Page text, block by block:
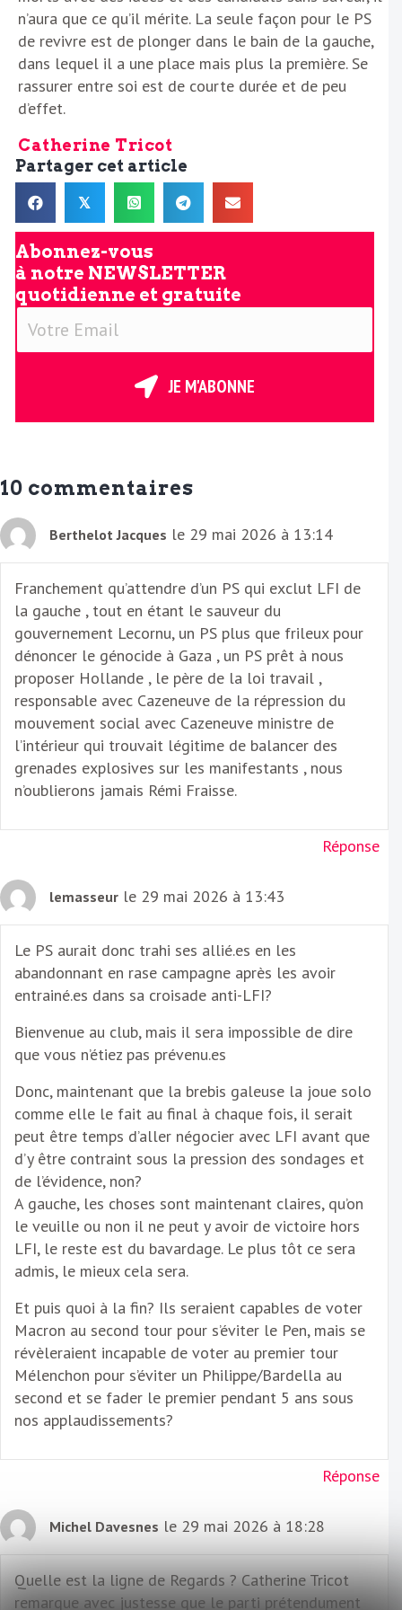
n’aura que ce qu’il mérite. La seule façon pour le PS
de revivre est de plonger dans le bain de la gauche,
dans lequel il a une place mais plus la première. Se
rassurer entre soi est de courte durée et de peu
d’effet.
Catherine Tricot
Partager cet article
𝕏
Abonnez-vous
à notre NEWSLETTER
quotidienne et gratuite
V
E
i
l
JE M'ABONNE
10 commentaires
Berthelot Jacques le 29 mai 2026 à 13:14
Franchement qu’attendre d’un PS qui exclut LFI de
la gauche , tout en étant le sauveur du
gouvernement Lecornu, un PS plus que frileux pour
dénoncer le génocide à Gaza , un PS prêt à nous
proposer Hollande , le père de la loi travail ,
responsable avec Cazeneuve de la répression du
mouvement social avec Cazeneuve ministre de
l’intérieur qui trouvait légitime de balancer des
grenades explosives sur les manifestants , nous
n’oublierons jamais Rémi Fraisse.
Réponse
lemasseur le 29 mai 2026 à 13:43
Le PS aurait donc trahi ses allié.es en les
abandonnant en rase campagne après les avoir
entrainé.es dans sa croisade anti-LFI?
Bienvenue au club, mais il sera impossible de dire
que vous n’étiez pas prévenu.es
Donc, maintenant que la brebis galeuse la joue solo
comme elle le fait au final à chaque fois, il serait
peut être temps d’aller négocier avec LFI avant que
d’y être contraint sous la pression des sondages et
de l’évidence, non?
A gauche, les choses sont maintenant claires, qu’on
le veuille ou non il ne peut y avoir de victoire hors
LFI, le reste est du bavardage. Le plus tôt ce sera
admis, le mieux cela sera.
Et puis quoi à la fin? Ils seraient capables de voter
Macron au second tour pour s’éviter le Pen, mais se
révèleraient incapable de voter au premier tour
Mélenchon pour s’éviter un Philippe/Bardella au
second et se fader le premier pendant 5 ans sous
nos applaudissements?
Réponse
Michel Davesnes le 29 mai 2026 à 18:28
Quelle est la ligne de Regards ? Catherine Tricot
remarque avec justesse que le parti prétendument